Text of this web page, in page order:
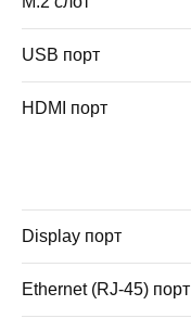
USB порт
HDMI порт
Display порт
Ethernet (RJ-45) порт